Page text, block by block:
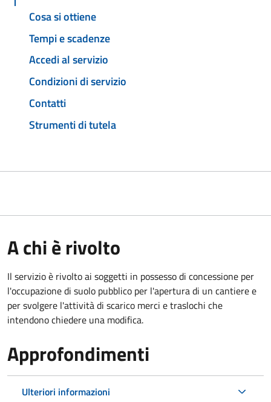
Cosa si ottiene
Tempi e scadenze
Accedi al servizio
Condizioni di servizio
Contatti
Strumenti di tutela
A chi è rivolto
Il servizio è rivolto ai soggetti in possesso di concessione per
l'occupazione di suolo pubblico per l'apertura di un cantiere e
per svolgere l'attività di scarico merci e traslochi che
intendono chiedere una modifica.
Approfondimenti
Ulteriori informazioni